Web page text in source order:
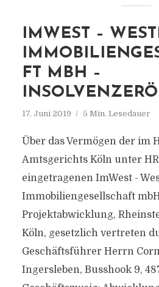
IMWEST –
FT MBH –
17. Juni 2019 5 Min. Lesedauer
Über das Vermögen der im
Amtsgerichts Köln unter
eingetragenen ImWest -
Immobiliengesellschaft
Projektabwicklung,
Köln, gesetzlich vertreten
Geschäftsführer Herrn
Ingersleben, Busshook 9,